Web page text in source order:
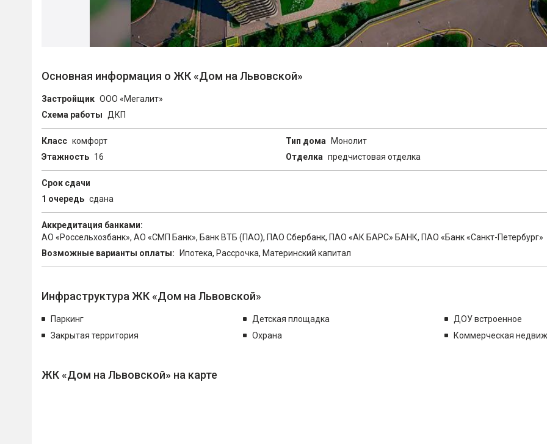
Основная информация о ЖК «Дом на Львовской»
Застройщик ООО «Мегалит»
Схема работы
ДКП
Класс комфорт Тип дома
Монолит
Этажность 16 Отделка предчистовая отделка
Срок сдачи
1 очередь сдана
Аккредитация банками:
АО «Россельхозбанк», АО «СМП Банк», Банк ВТБ (ПАО), ПАО Сбербанк, ПАО «АК БАРС» БАНК, ПАО «Банк «Санкт-Петербург»
Возможные варианты оплаты:
Ипотека, Рассрочка, Материнский капитал
Инфраструктура ЖК «Дом на Львовской»
Паркинг Детская площадка
ДОУ встроенное
Закрытая территория
Охрана Коммерческая
ЖК «Дом на Львовской» на карте